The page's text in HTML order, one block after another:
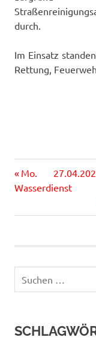
durch.
Im Einsatz
Rettung,
Vorheriger
Beitrag:
Mo.
Wasserdienst
nach: